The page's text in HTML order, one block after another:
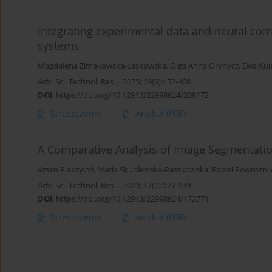
Integrating experimental data and neural
systems
Magdalena Zimakowska-Laskowska, Olga Anna Orynycz, Ewa
Adv. Sci. Technol. Res. J. 2025; 19(9):452-468
DOI: https://doi.org/10.12913/22998624/208172
Streszczenie Artykuł (PDF)
A Comparative Analysis of Image
Arsen Plaksyvyi, Maria Skublewska-Paszkowska, Pawel Powroznik
Adv. Sci. Technol. Res. J. 2023; 17(6):127-139
DOI: https://doi.org/10.12913/22998624/172771
Streszczenie Artykuł (PDF)